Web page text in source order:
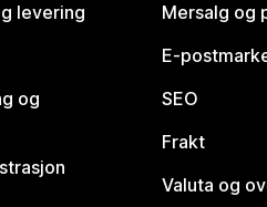
levering
og
Mersalg og
E-
SEO
Frakt
Valuta og